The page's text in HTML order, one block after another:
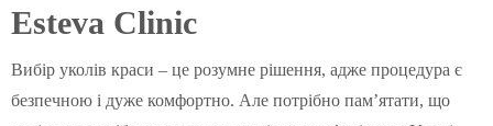
Esteva Clinic
Вибір уколів краси – це розумне рішення, адже процедура є
безпечною і дуже комфортно. Але потрібно пам’ятати, що